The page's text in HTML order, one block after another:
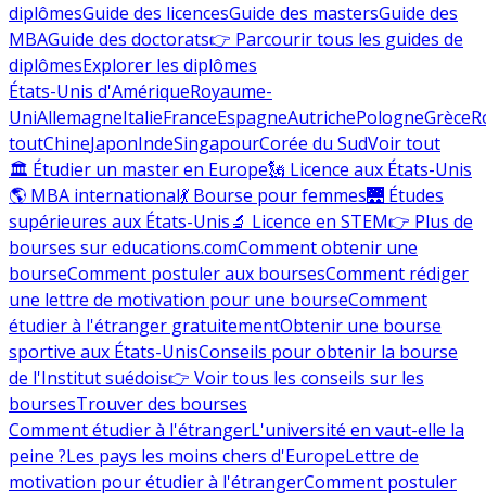
diplômesGuide des licencesGuide des mastersGuide des
MBAGuide des doctorats👉 Parcourir tous les guides de
diplômesExplorer les diplômes
États-Unis d'AmériqueRoyaume-
UniAllemagneItalieFranceEspagneAutrichePologneGrèce
toutChineJaponIndeSingapourCorée du SudVoir tout
🏛 Étudier un master en Europe🗽 Licence aux États-Unis
🌎 MBA international💃 Bourse pour femmes🌉 Études
supérieures aux États-Unis🔬 Licence en STEM👉 Plus de
bourses sur educations.comComment obtenir une
bourseComment postuler aux boursesComment rédiger
une lettre de motivation pour une bourseComment
étudier à l'étranger gratuitementObtenir une bourse
sportive aux États-UnisConseils pour obtenir la bourse
de l'Institut suédois👉 Voir tous les conseils sur les
boursesTrouver des bourses
Comment étudier à l'étrangerL'université en vaut-elle la
peine ?Les pays les moins chers d'EuropeLettre de
motivation pour étudier à l'étrangerComment postuler